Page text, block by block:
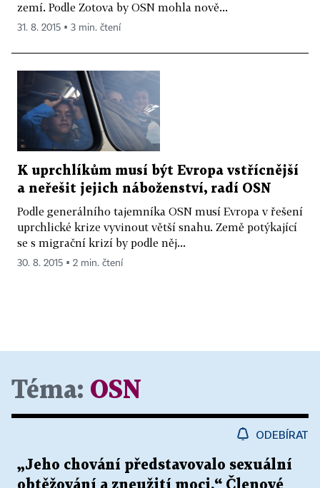
zemí. Podle Zotova by OSN mohla nově...
31. 8. 2015 ▪ 3 min. čtení
K uprchlíkům musí být Evropa vstřícnější
a neřešit jejich náboženství, radí OSN
Podle generálního tajemníka OSN musí Evropa v řešení
uprchlické krize vyvinout větší snahu. Země potýkající
se s migrační krizí by podle něj...
30. 8. 2015 ▪ 2 min. čtení
Téma: OSN
ODEBÍRAT
„Jeho chování představovalo sexuální